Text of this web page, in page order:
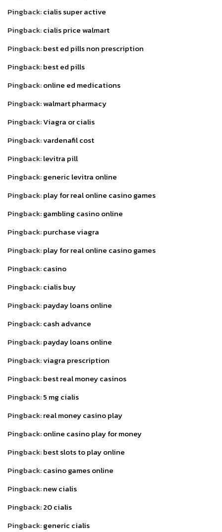
Pingback:cialis super active
Pingback:cialis price walmart
Pingback:best ed pills non prescription
Pingback:best ed pills
Pingback:online ed medications
Pingback:walmart pharmacy
Pingback:Viagra or cialis
Pingback:vardenafil cost
Pingback:levitra pill
Pingback:generic levitra online
Pingback:play for real online casino games
Pingback:gambling casino online
Pingback:purchase viagra
Pingback:play for real online casino games
Pingback:casino
Pingback:cialis buy
Pingback:payday loans online
Pingback:cash advance
Pingback:payday loans online
Pingback:viagra prescription
Pingback:best real money casinos
Pingback:5 mg cialis
Pingback:real money casino play
Pingback:online casino play for money
Pingback:best slots to play online
Pingback:casino games online
Pingback:new cialis
Pingback:20 cialis
Pingback:generic cialis